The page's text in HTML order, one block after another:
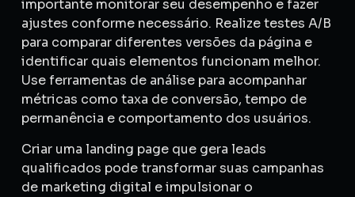
importante monitorar seu desempenho e fazer
ajustes conforme necessário. Realize testes A/B
para comparar diferentes versões da página e
identificar quais elementos funcionam melhor.
Use ferramentas de análise para acompanhar
métricas como taxa de conversão, tempo de
permanência e comportamento dos usuários.
Criar uma landing page que gera leads
qualificados pode transformar suas campanhas
de marketing digital e impulsionar o